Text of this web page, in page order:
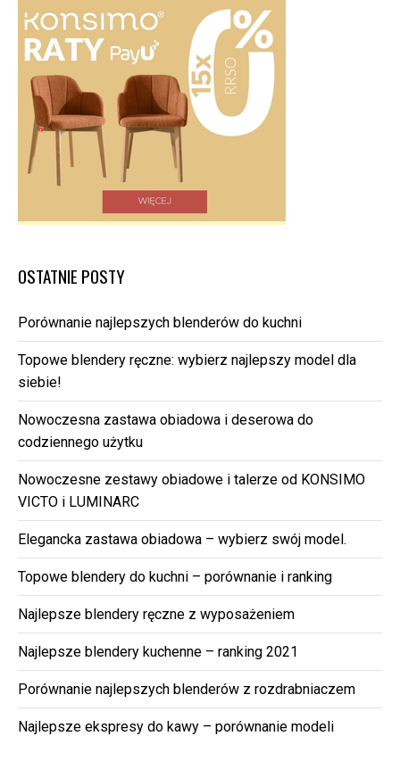
OSTATNIE POSTY
Porównanie najlepszych blenderów do kuchni
Topowe blendery ręczne: wybierz najlepszy model dla
siebie!
Nowoczesna zastawa obiadowa i deserowa do
codziennego użytku
Nowoczesne zestawy obiadowe i talerze od KONSIMO
VICTO i LUMINARC
Elegancka zastawa obiadowa – wybierz swój model.
Topowe blendery do kuchni – porównanie i ranking
Najlepsze blendery ręczne z wyposażeniem
Najlepsze blendery kuchenne – ranking 2021
Porównanie najlepszych blenderów z rozdrabniaczem
Najlepsze ekspresy do kawy – porównanie modeli